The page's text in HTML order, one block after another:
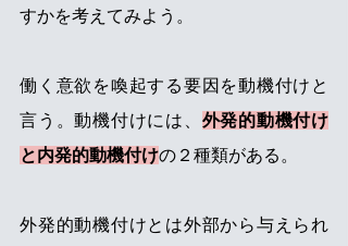
すかを考えてみよう。
働く意欲を喚起する要因を動機付けと
言う。動機付けには、 外発的動機付け
と内発的動機付けの２種類がある。
外発的動機付けとは外部から与えられ